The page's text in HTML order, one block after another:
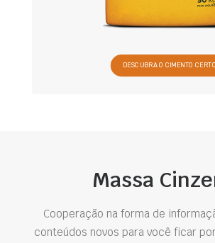
DESCUBRA O CIMENTO CERTO
Massa
Cooperação na forma de
conteúdos novos para você ficar